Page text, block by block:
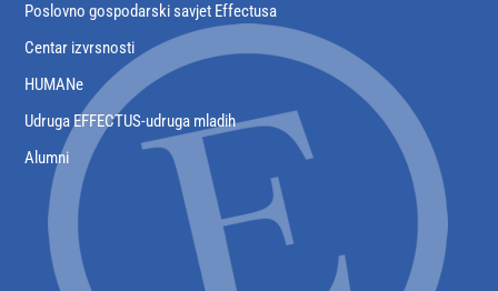
Poslovno gospodarski savjet Effectusa
Centar izvrsnosti
HUMANe
Udruga EFFECTUS-udruga mladih
Alumni